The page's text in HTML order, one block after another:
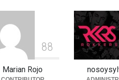
88
Marian Rojo